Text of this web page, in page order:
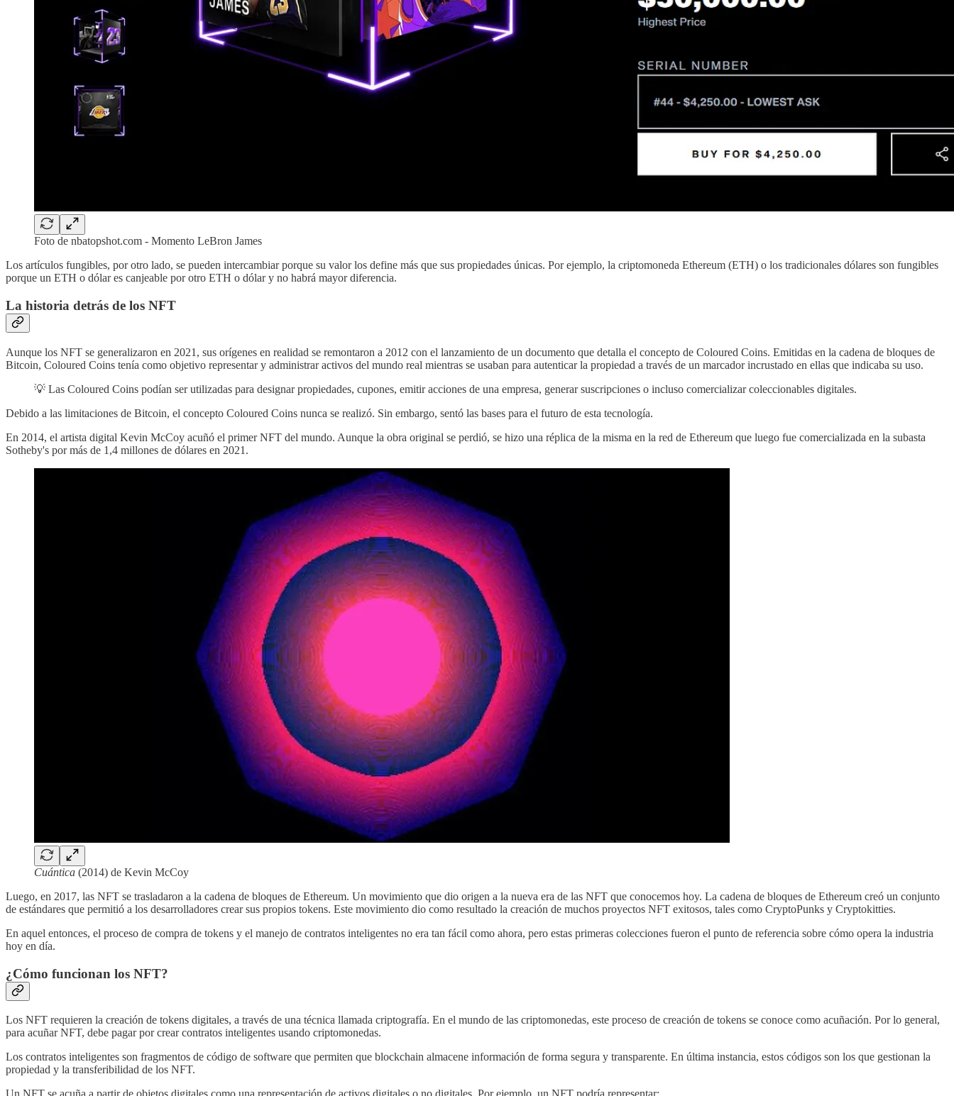
Foto de nbatopshot.com - Momento LeBron James
Los artículos fungibles, por otro lado, se pueden intercambiar porque su valor los define más que sus propiedades únicas. Por ejemplo, la criptomoneda Ethereum (ETH) o los tradicionales dólares son fungibles
porque un ETH o dólar es canjeable por otro ETH o dólar y no habrá mayor diferencia.
La historia detrás de los NFT
Aunque los NFT se generalizaron en 2021, sus orígenes en realidad se remontaron a 2012 con el lanzamiento de un documento que detalla el concepto de Coloured Coins. Emitidas en la cadena de bloques de
Bitcoin, Coloured Coins tenía como objetivo representar y administrar activos del mundo real mientras se usaban para autenticar la propiedad a través de un marcador incrustado en ellas que indicaba su uso.
💡 Las Coloured Coins podían ser utilizadas para designar propiedades, cupones, emitir acciones de una empresa, generar suscripciones o incluso comercializar coleccionables digitales.
Debido a las limitaciones de Bitcoin, el concepto Coloured Coins nunca se realizó. Sin embargo, sentó las bases para el futuro de esta tecnología.
En 2014, el artista digital Kevin McCoy acuñó el primer NFT del mundo. Aunque la obra original se perdió, se hizo una réplica de la misma en la red de Ethereum que luego fue comercializada en la subasta
Sotheby's por más de 1,4 millones de dólares en 2021.
Cuántica (2014) de Kevin McCoy
Luego, en 2017, las NFT se trasladaron a la cadena de bloques de Ethereum. Un movimiento que dio origen a la nueva era de las NFT que conocemos hoy. La cadena de bloques de Ethereum creó un conjunto
de estándares que permitió a los desarrolladores crear sus propios tokens. Este movimiento dio como resultado la creación de muchos proyectos NFT exitosos, tales como CryptoPunks y Cryptokitties.
En aquel entonces, el proceso de compra de tokens y el manejo de contratos inteligentes no era tan fácil como ahora, pero estas primeras colecciones fueron el punto de referencia sobre cómo opera la industria
hoy en día.
¿Cómo funcionan los NFT?
Los NFT requieren la creación de tokens digitales, a través de una técnica llamada criptografía. En el mundo de las criptomonedas, este proceso de creación de tokens se conoce como acuñación. Por lo general,
para acuñar NFT, debe pagar por crear contratos inteligentes usando criptomonedas.
Los contratos inteligentes son fragmentos de código de software que permiten que blockchain almacene información de forma segura y transparente. En última instancia, estos códigos son los que gestionan la
propiedad y la transferibilidad de los NFT.